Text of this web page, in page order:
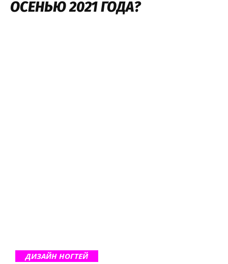
ОСЕНЬЮ 2021 ГОДА?
ДИЗАЙН НОГТЕЙ